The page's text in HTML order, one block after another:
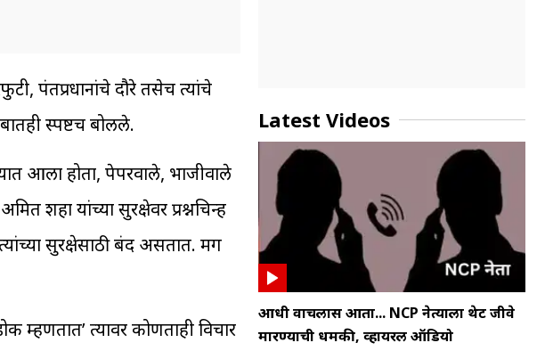
पंतप्रधानांचे दौरे तसेच त्यांचे
स्पष्टच बोलले.
आला होता, पेपरवाले, भाजीवाले
शहा यांच्या सुरक्षेवर प्रश्नचिन्ह
सुरक्षेसाठी बंद असतात. मग
म्हणतात’ त्यावर कोणताही विचार
Latest Videos
आधी वाचलास आता... NCP नेत्याला थेट जीवे
मारण्याची धमकी, व्हायरल ऑडियो